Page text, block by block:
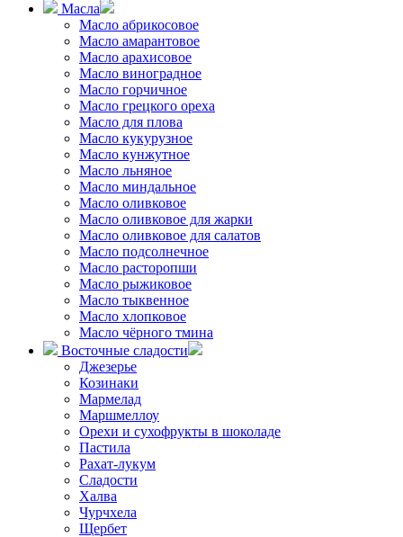
Масла
Масло абрикосовое
Масло амарантовое
Масло арахисовое
Масло виноградное
Масло горчичное
Масло грецкого ореха
Масло для плова
Масло кукурузное
Масло кунжутное
Масло льняное
Масло миндальное
Масло оливковое
Масло оливковое для жарки
Масло оливковое для салатов
Масло подсолнечное
Масло расторопши
Масло рыжиковое
Масло тыквенное
Масло хлопковое
Масло чёрного тмина
Восточные сладости
Джезерье
Козинаки
Мармелад
Маршмеллоу
Орехи и сухофрукты в шоколаде
Пастила
Рахат-лукум
Сладости
Халва
Чурчхела
Щербет